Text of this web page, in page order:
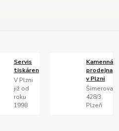
Servis
tiskáren
V Plzni
již od
roku
1998
Kamenná
prodejna
v Plzni
Šimerova
428/3,
Plzeň